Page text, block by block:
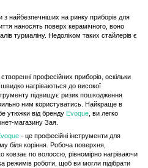
найбезпечніших на ринку приборів для
наносять поверх керамічного, воно
турмаліну. Недоліком таких стайлерів є
професійних приборів, оскільки
нагріваються до високої
підвищує ризик пошкодження
ним користуватись. Найкраще в
утюжки від бренду Evoque, ви легко
магазину Зая.
- це професійні інструменти для
біля коріння. Робоча поверхня,
по волоссю, рівномірно нагріваючи
режимів роботи, щоб ви могли підібрати